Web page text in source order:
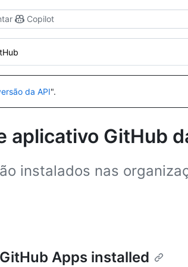
Copilot
da API".
aplicativo GitHub
instalados nas
Apps installed